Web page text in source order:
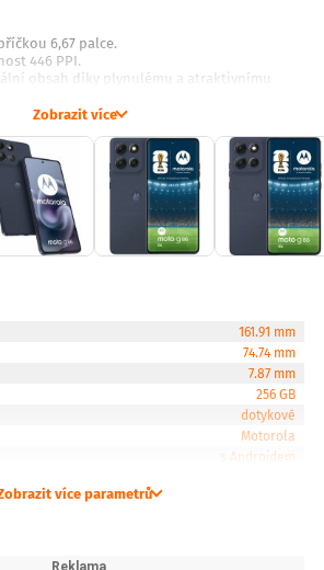
6,67 palce.
446 PPI.
obsah díky plynulému a atraktivnímu
paměť, rozšiřitelná až na 1 TB pomocí
hry i multimédia.
nabití.
s technologií Ultra ...
Zobrazit více
161.91 mm
74.74 mm
7.87 mm
256 GB
dotykové
Motorola
s Androidem
více parametrů